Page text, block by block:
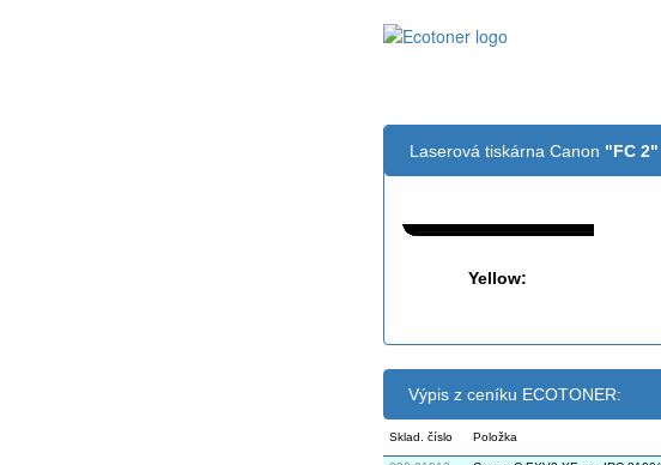
Laserová tiskárna Canon "FC 2"
Yellow:
Výpis z ceníku ECOTONER:
Sklad. číslo Položka